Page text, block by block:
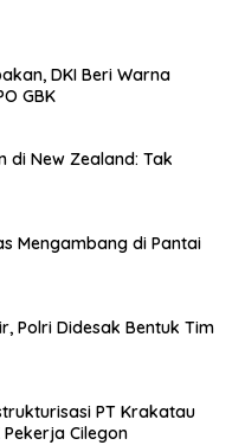
DKI Beri Warna
GBK
di New Zealand: Tak
Mengambang di Pantai
Polri Didesak Bentuk Tim
PT Krakatau
Cilegon